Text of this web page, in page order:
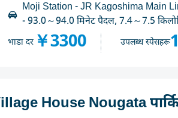
Moji Station - JR Kagoshima Main
- 93.0～94.0 मिनेट पैदल, 7.4～7.5
भाडा दर￥3300 उपलब्ध स्पेसहरू
House Nougata